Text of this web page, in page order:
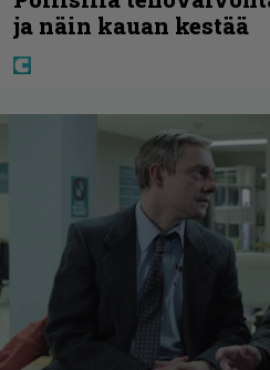
ja näin kauan kestää